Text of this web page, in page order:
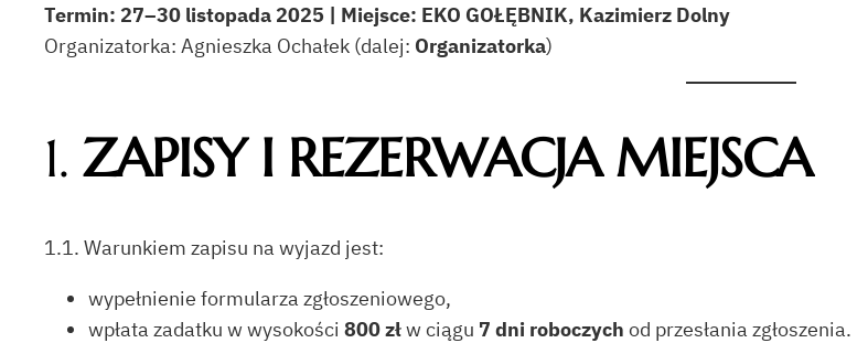
Termin: 27–30 listopada 2025 | Miejsce: EKO GOŁĘBNIK, Kazimierz Dolny
Organizatorka: Agnieszka Ochałek (dalej: Organizatorka)
1.ZAPISY I REZERWACJA MIEJSCA
1.1. Warunkiem zapisu na wyjazd jest:
wypełnienie formularza zgłoszeniowego,
wpłata zadatku w wysokości 800 złw ciągu 7 dni roboczych od przesłania zgłoszenia.